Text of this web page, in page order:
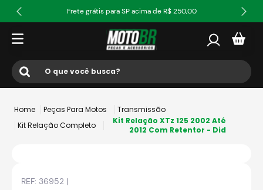
Frete grátis para SP acima de R$ 250,00
O que você busca?
4º fw3
Peças Para Motos
Transmissão
Kit Relação Completo
Kit Relação XTz 125 2002 Até
2012 Com Retentor - Did
REF: 36952 |